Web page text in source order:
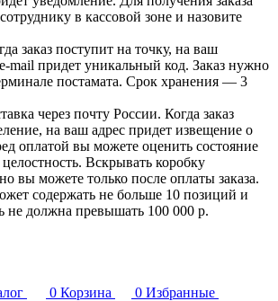
в кассовой зоне и назовите
заказ поступит на точку, на ваш
mail придет уникальный код. Заказ нужно
постамата. Срок хранения — 3
через почту России. Когда заказ
на ваш адрес придет извещение о
оплатой вы можете оценить состояние
Вскрывать коробку
вы можете только после оплаты заказа.
содержать не больше 10 позиций и
не должна превышать 100 000 р.
0 Корзина 0 Избранные